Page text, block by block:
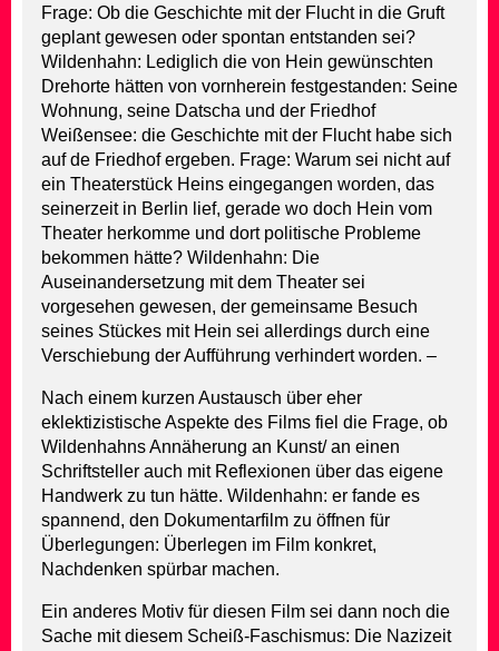
Frage: Ob die Geschichte mit der Flucht in die Gruft
geplant gewesen oder spontan entstanden sei?
Wildenhahn: Lediglich die von Hein gewünschten
Drehorte hätten von vornherein festgestanden: Seine
Wohnung, seine Datscha und der Friedhof
Weißensee: die Geschichte mit der Flucht habe sich
auf de Friedhof ergeben. Frage: Warum sei nicht auf
ein Theaterstück Heins eingegangen worden, das
seinerzeit in Berlin lief, gerade wo doch Hein vom
Theater herkomme und dort politische Probleme
bekommen hätte? Wildenhahn: Die
Auseinandersetzung mit dem Theater sei
vorgesehen gewesen, der gemeinsame Besuch
seines Stückes mit Hein sei allerdings durch eine
Verschiebung der Aufführung verhindert worden. –
Nach einem kurzen Austausch über eher
eklektizistische Aspekte des Films fiel die Frage, ob
Wildenhahns Annäherung an Kunst/ an einen
Schriftsteller auch mit Reflexionen über das eigene
Handwerk zu tun hätte. Wildenhahn: er fande es
spannend, den Dokumentarfilm zu öffnen für
Überlegungen: Überlegen im Film konkret,
Nachdenken spürbar machen.
Ein anderes Motiv für diesen Film sei dann noch die
Sache mit diesem Scheiß-Faschismus: Die Nazizeit